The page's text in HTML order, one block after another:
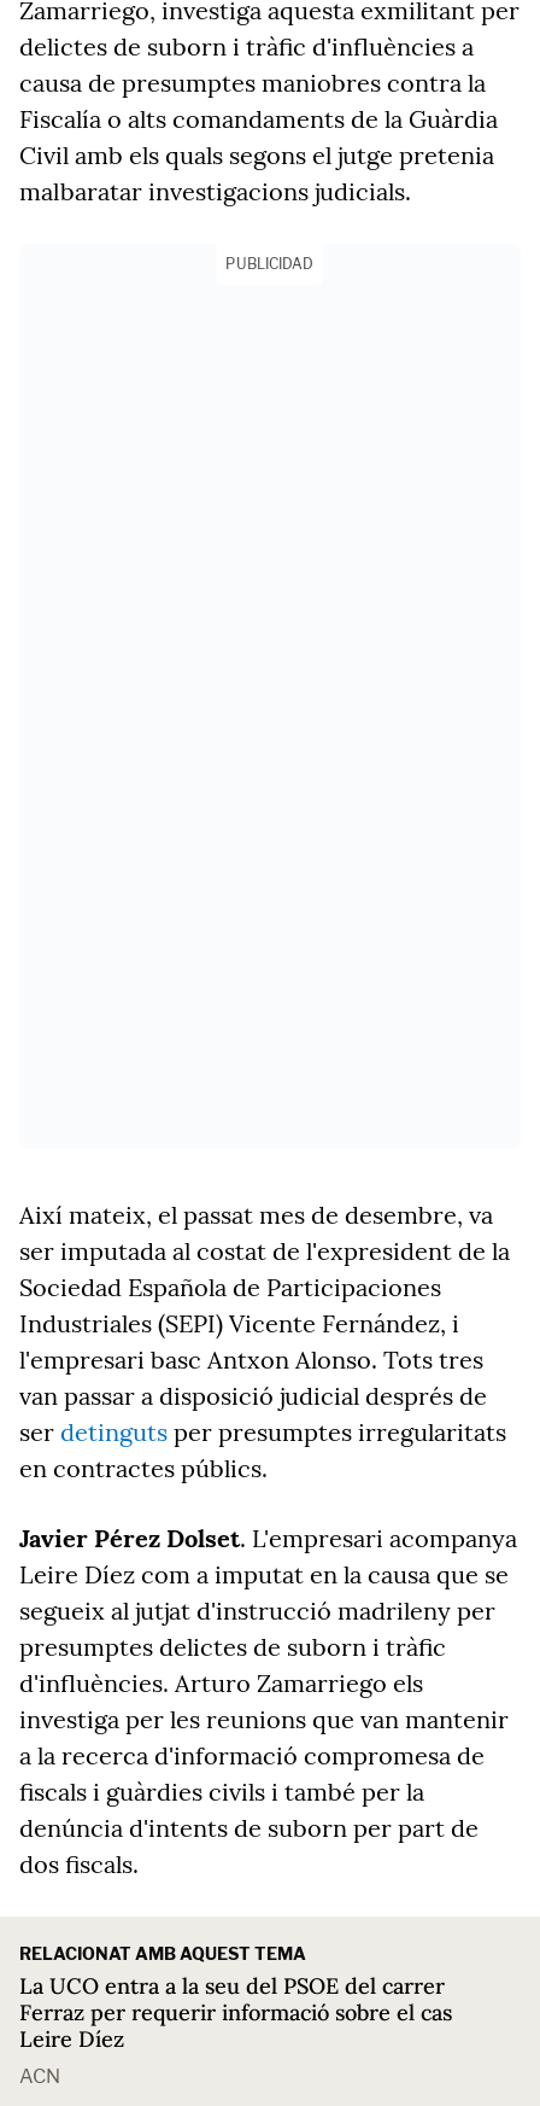
Zamarriego, investiga aquesta exmilitant per
delictes de suborn i tràfic d'influències a
causa de presumptes maniobres contra la
Fiscalía o alts comandaments de la Guàrdia
Civil amb els quals segons el jutge pretenia
malbaratar investigacions judicials.
PUBLICIDAD
Així mateix, el passat mes de desembre, va
ser imputada al costat de l'expresident de la
Sociedad Española de Participaciones
Industriales (SEPI) Vicente Fernández, i
l'empresari basc Antxon Alonso. Tots tres
van passar a disposició judicial després de
ser detinguts per presumptes irregularitats
en contractes públics.
Javier Pérez Dolset. L'empresari acompanya
Leire Díez com a imputat en la causa que se
segueix al jutjat d'instrucció madrileny per
presumptes delictes de suborn i tràfic
d'influències. Arturo Zamarriego els
investiga per les reunions que van mantenir
a la recerca d'informació compromesa de
fiscals i guàrdies civils i també per la
denúncia d'intents de suborn per part de
dos fiscals.
RELACIONAT AMB AQUEST TEMA
La UCO entra a la seu del PSOE del carrer
Ferraz per requerir informació sobre el cas
Leire Díez
ACN